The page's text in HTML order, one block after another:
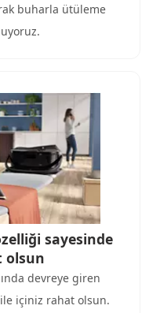
buharla ütüleme
sayesinde
olsun​
devreye giren
içiniz rahat olsun.